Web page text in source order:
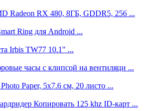
Radeon RX 480, 8ГБ, GDDR5, 256 ...
Ring для Android ...
Irbis TW77 10.1" ...
часы с клипсой на вентиляци ...
Paper, 5x7.6 см, 20 листо ...
Копировать 125 khz ID-карт ...